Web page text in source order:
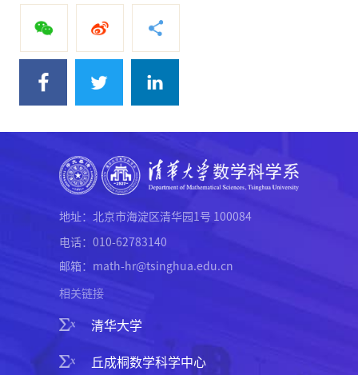
地址：北京市海淀区清华园1号 100084
电话：010-62783140
邮箱：math-hr@tsinghua.edu.cn
相关链接
清华大学
丘成桐数学科学中心